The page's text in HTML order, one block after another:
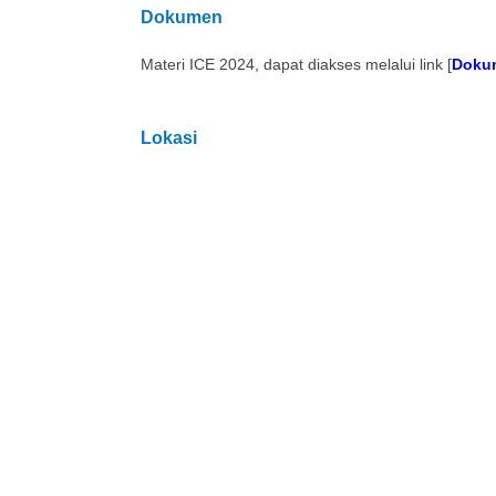
Dokumen
Materi ICE 2024, dapat diakses melalui link [
Lokasi